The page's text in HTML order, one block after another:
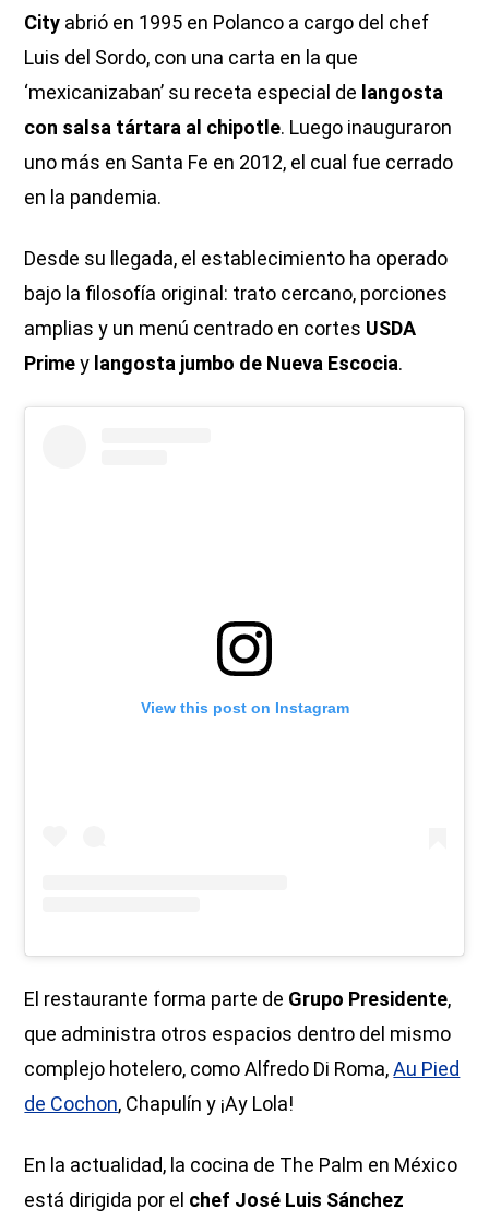
City abrió en 1995 en Polanco a cargo del chef
Luis del Sordo, con una carta en la que
‘mexicanizaban’ su receta especial de langosta
con salsa tártara al chipotle. Luego inauguraron
uno más en Santa Fe en 2012, el cual fue cerrado
en la pandemia.
Desde su llegada, el establecimiento ha operado
bajo la filosofía original: trato cercano, porciones
amplias y un menú centrado en cortes USDA
Primey langosta jumbo de Nueva Escocia.
View this post on Instagram
El restaurante forma parte de Grupo Presidente,
que administra otros espacios dentro del mismo
complejo hotelero, como Alfredo Di Roma,Au Pied
de Cochon, Chapulín y ¡Ay Lola!
En la actualidad, la cocina de The Palm en México
está dirigida por el chef José Luis Sánchez